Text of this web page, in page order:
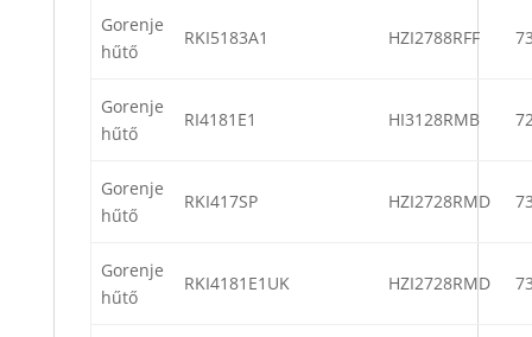
Gorenje
hűtő
RKI5183A1 HZI2788RFF
Gorenje
hűtő
RI4181E1 HI3128RMB
Gorenje
hűtő
RKI417SP HZI2728RMD
Gorenje
hűtő
RKI4181E1UK HZI2728RMD